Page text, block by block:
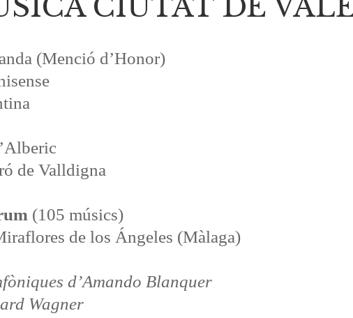
(Menció d’Honor)
de Valldigna
(105 músics)
de los Ángeles (Màlaga)
d’Amando Blanquer
Wagner